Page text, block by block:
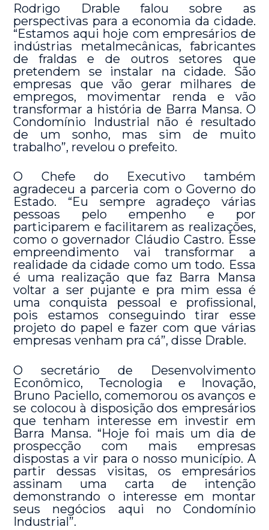
Rodrigo Drable falou sobre as
perspectivas para a economia da cidade.
“Estamos aqui hoje com empresários de
indústrias metalmecânicas, fabricantes
de fraldas e de outros setores que
pretendem se instalar na cidade. São
empresas que vão gerar milhares de
empregos, movimentar renda e vão
transformar a história de Barra Mansa. O
Condomínio Industrial não é resultado
de um sonho, mas sim de muito
trabalho”, revelou o prefeito.
O Chefe do Executivo também
agradeceu a parceria com o Governo do
Estado. “Eu sempre agradeço várias
pessoas pelo empenho e por
participarem e facilitarem as realizações,
como o governador Cláudio Castro. Esse
empreendimento vai transformar a
realidade da cidade como um todo. Essa
é uma realização que faz Barra Mansa
voltar a ser pujante e pra mim essa é
uma conquista pessoal e profissional,
pois estamos conseguindo tirar esse
projeto do papel e fazer com que várias
empresas venham pra cá”, disse Drable.
O secretário de Desenvolvimento
Econômico, Tecnologia e Inovação,
Bruno Paciello, comemorou os avanços e
se colocou à disposição dos empresários
que tenham interesse em investir em
Barra Mansa. “Hoje foi mais um dia de
prospecção com mais empresas
dispostas a vir para o nosso município. A
partir dessas visitas, os empresários
assinam uma carta de intenção
demonstrando o interesse em montar
seus negócios aqui no Condomínio
Industrial”.